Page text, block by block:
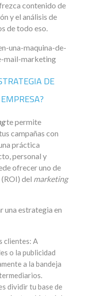
contenido de
y el análisis de
de todo eso.
DE
te permite
campañas con
práctica
personal y
ofrecer uno de
del marketing
una estrategia en
clientes: A
o la publicidad
a la bandeja
dividir tu base de